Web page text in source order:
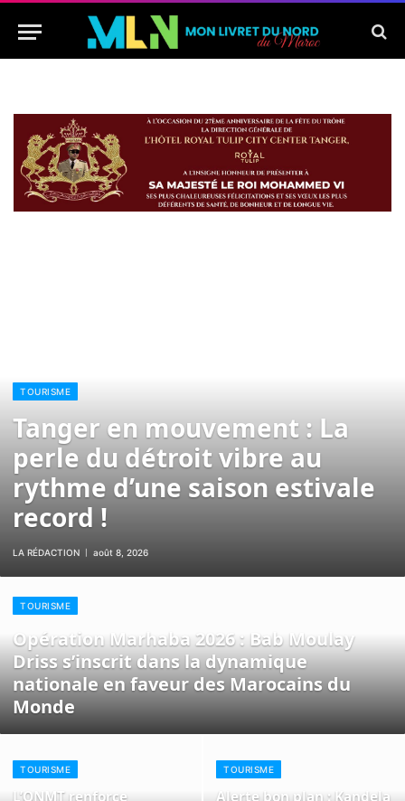
TOURISME
Tanger en mouvement : La
perle du détroit vibre au
rythme d’une saison estivale
record !
LA RÉDACTION août 8, 2026
TOURISME
Opération Marhaba 2026 : Bab Moulay
Driss s’inscrit dans la dynamique
nationale en faveur des Marocains du
Monde
TOURISME
L’ONMT renforce
TOURISME
Alerte bon plan : Kandela